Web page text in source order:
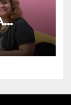
N° 82